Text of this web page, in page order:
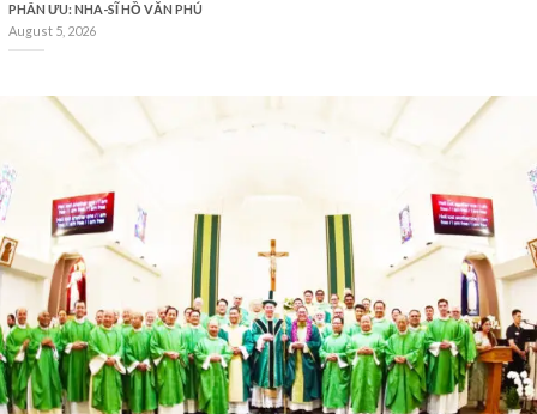
PHÂN ƯU: NHA-SĨ HỒ VĂN PHÚ
August 5, 2026